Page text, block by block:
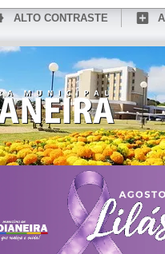
ALTO CONTRASTE
CONHEÇA MEDIANEIRA